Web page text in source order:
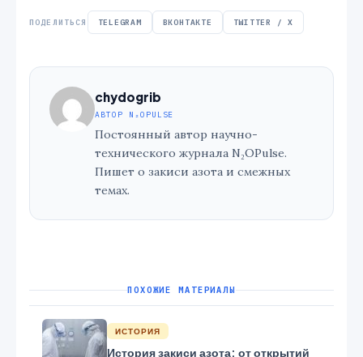
ПОДЕЛИТЬСЯ TELEGRAM ВКОНТАКТЕ TWITTER / X
chydogrib
АВТОР N₂OPULSE
Постоянный автор научно-
технического журнала N₂OPulse.
Пишет о закиси азота и смежных
темах.
ПОХОЖИЕ МАТЕРИАЛЫ
ИСТОРИЯ
История закиси азота: от открытий